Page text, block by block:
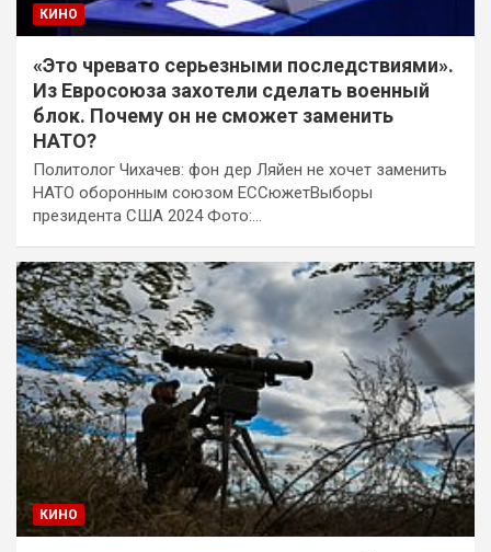
КИНО
«Это чревато серьезными последствиями».
Из Евросоюза захотели сделать военный
блок. Почему он не сможет заменить
НАТО?
Политолог Чихачев: фон дер Ляйен не хочет заменить
НАТО оборонным союзом ЕССюжетВыборы
президента США 2024 Фото:…
КИНО